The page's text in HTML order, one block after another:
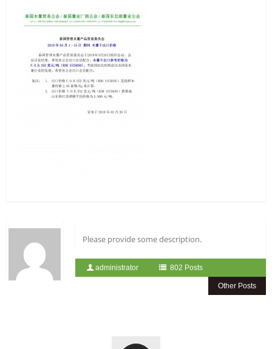
Please provide some description.
administrator 802 Posts
Other Posts